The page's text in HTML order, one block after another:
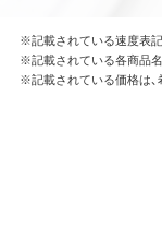
※記載されている速度表記
※記載されている各商品名
※記載されている価格は、